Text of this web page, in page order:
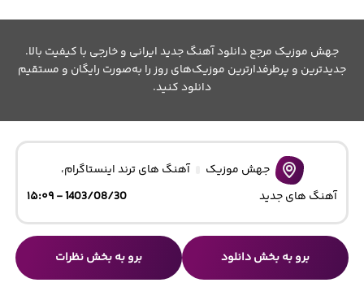
جهش موزیک مرجع دانلود آهنگ جدید ایرانی و خارجی با کیفیت بالا.
جدیدترین و پرطرفدارترین موزیک‌های روز را به‌صورت رایگان و مستقیم
دانلود کنید.
جهش موزیک آهنگ های ترند اینستاگرام،
آهنگ های جدید
1403/08/30 - ۱۵:۰۹
برو به بخش دانلود برو به بخش نظرات